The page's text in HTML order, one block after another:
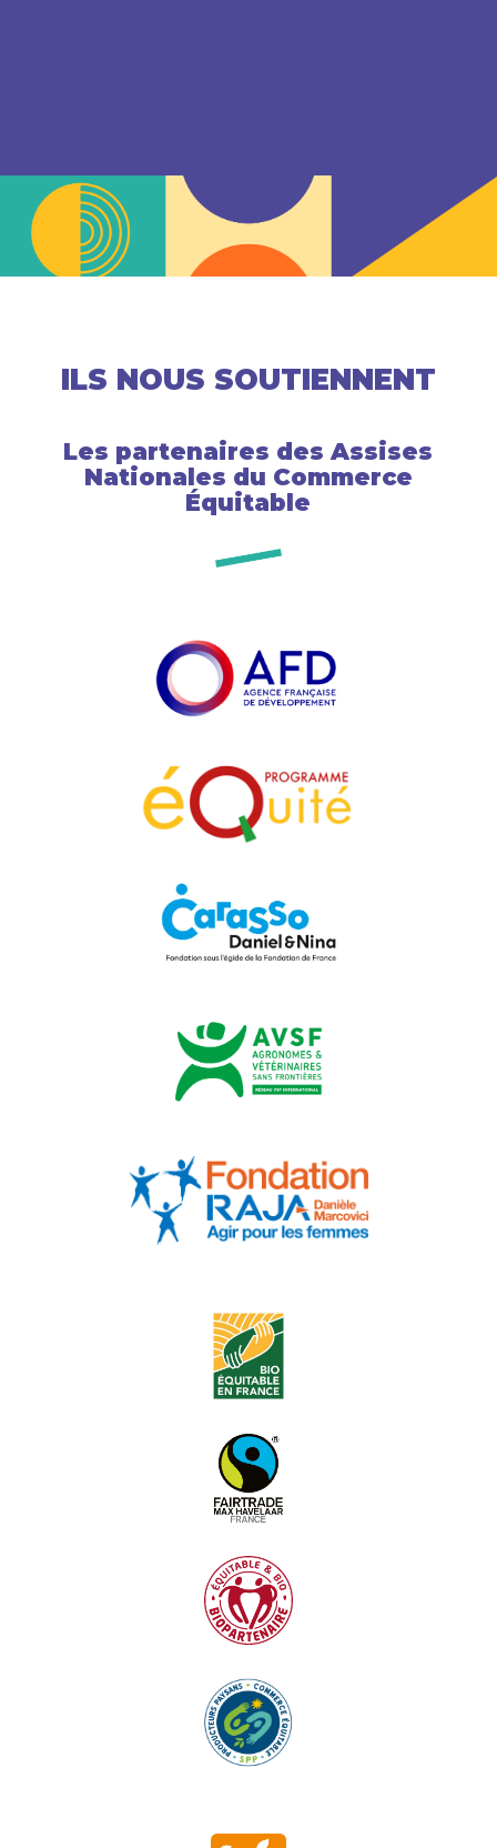
ILS NOUS SOUTIENNENT
Les partenaires des Assises
Nationales du Commerce
Équitable